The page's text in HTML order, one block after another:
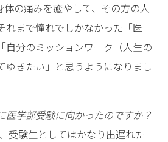
体の痛みを癒やして、その方の人
れまで憧れでしかなかった「医
自分のミッションワーク（人生の
ゆきたい」と思うようになりまし
学部受験に向かったのですか？
受験生としてはかなり出遅れた